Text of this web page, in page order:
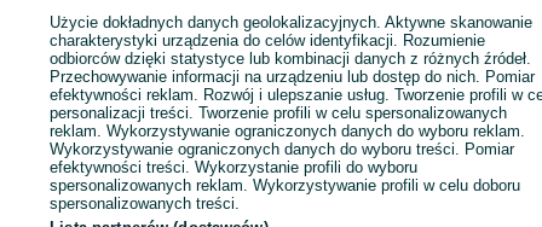
Użycie dokładnych danych geolokalizacyjnych. Aktywne skanowanie
charakterystyki urządzenia do celów identyfikacji. Rozumienie
odbiorców dzięki statystyce lub kombinacji danych z różnych źródeł.
Przechowywanie informacji na urządzeniu lub dostęp do nich. Pomiar
efektywności reklam. Rozwój i ulepszanie usług. Tworzenie profili w
personalizacji treści. Tworzenie profili w celu spersonalizowanych
reklam. Wykorzystywanie ograniczonych danych do wyboru reklam.
Wykorzystywanie ograniczonych danych do wyboru treści. Pomiar
efektywności treści. Wykorzystanie profili do wyboru
spersonalizowanych reklam. Wykorzystywanie profili w celu doboru
spersonalizowanych treści.